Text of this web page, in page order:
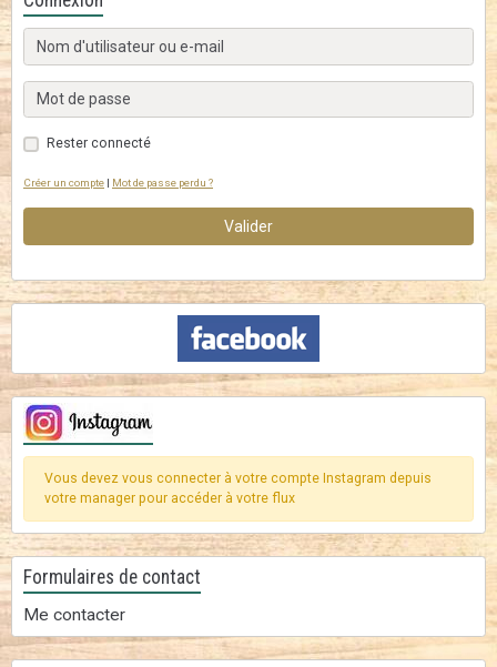
Rester connecté
Créer un compte | Mot de passe perdu ?
Valider
Vous devez vous connecter à votre compte Instagram depuis
votre manager pour accéder à votre flux
Formulaires de contact
Me contacter